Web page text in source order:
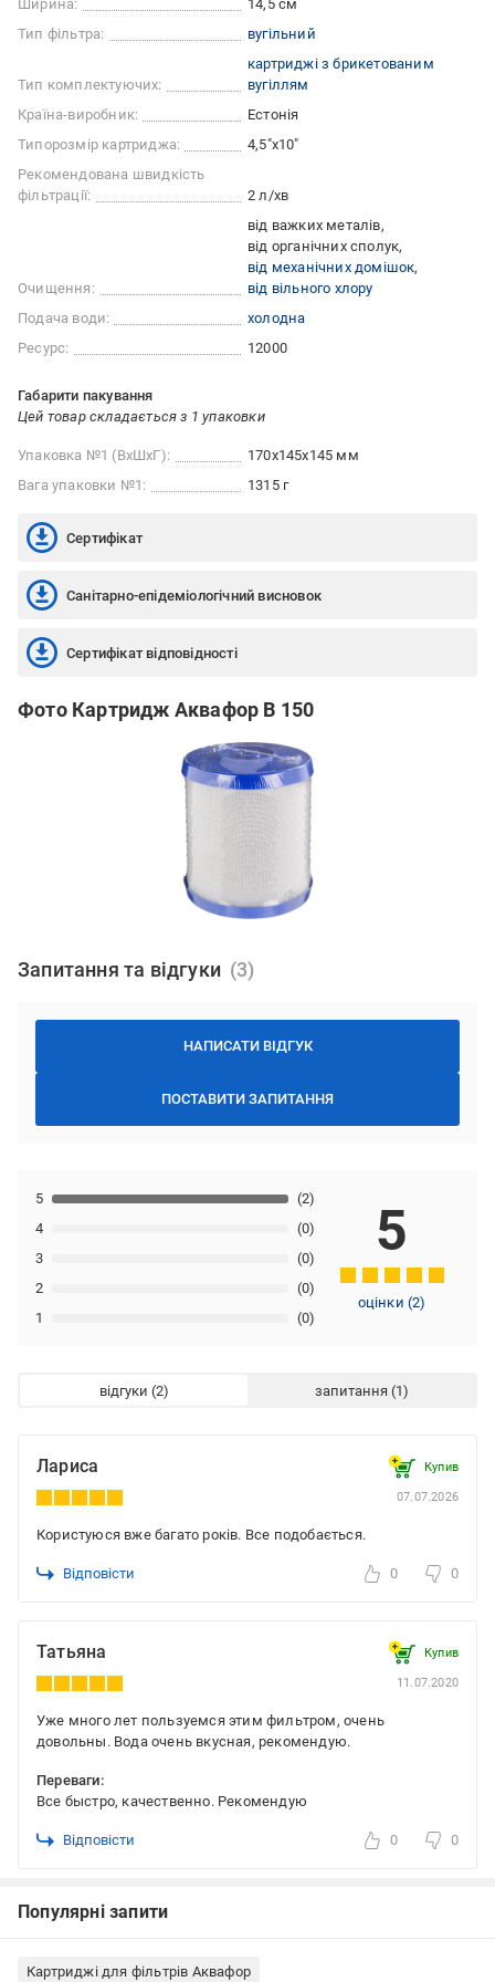
Ширина:
14,5 см
Тип фільтра:
вугільний
Тип комплектуючих:
картриджі з брикетованим
вугіллям
Країна-виробник:
Естонія
Типорозмір картриджа:
4,5"x10"
Рекомендована швидкість
фільтрації:
2 л/хв
Очищення:
від важких металів
від органічних сполук
від механічних домішок
від вільного хлору
Подача води:
холодна
Ресурс:
12000
Габарити пакування
Цей товар складається з 1 упаковки
Упаковка №1 (ВхШхГ):
170x145x145 мм
Вага упаковки №1:
1315 г
Сертифікат
Санітарно-епідеміологічний висновок
Сертифікат відповідності
Фото Картридж Аквафор В 150
Запитання та відгуки
НАПИСАТИ ВІДГУК
ПОСТАВИТИ ЗАПИТАННЯ
1 (0)
2 (0)
3 (0)
4 (0)
5 (2)
5
оцінки(2)
відгуки запитання
Лариса Купив
07.07.2026
Користуюся вже багато років. Все подобається.
Відповісти 0 0
Татьяна Купив
11.07.2020
Уже много лет пользуемся этим фильтром, очень
довольны. Вода очень вкусная, рекомендую.
Переваги:
Все быстро, качественно. Рекомендую
Відповісти 0 0
Популярні запити
Картриджі для фільтрів Аквафор